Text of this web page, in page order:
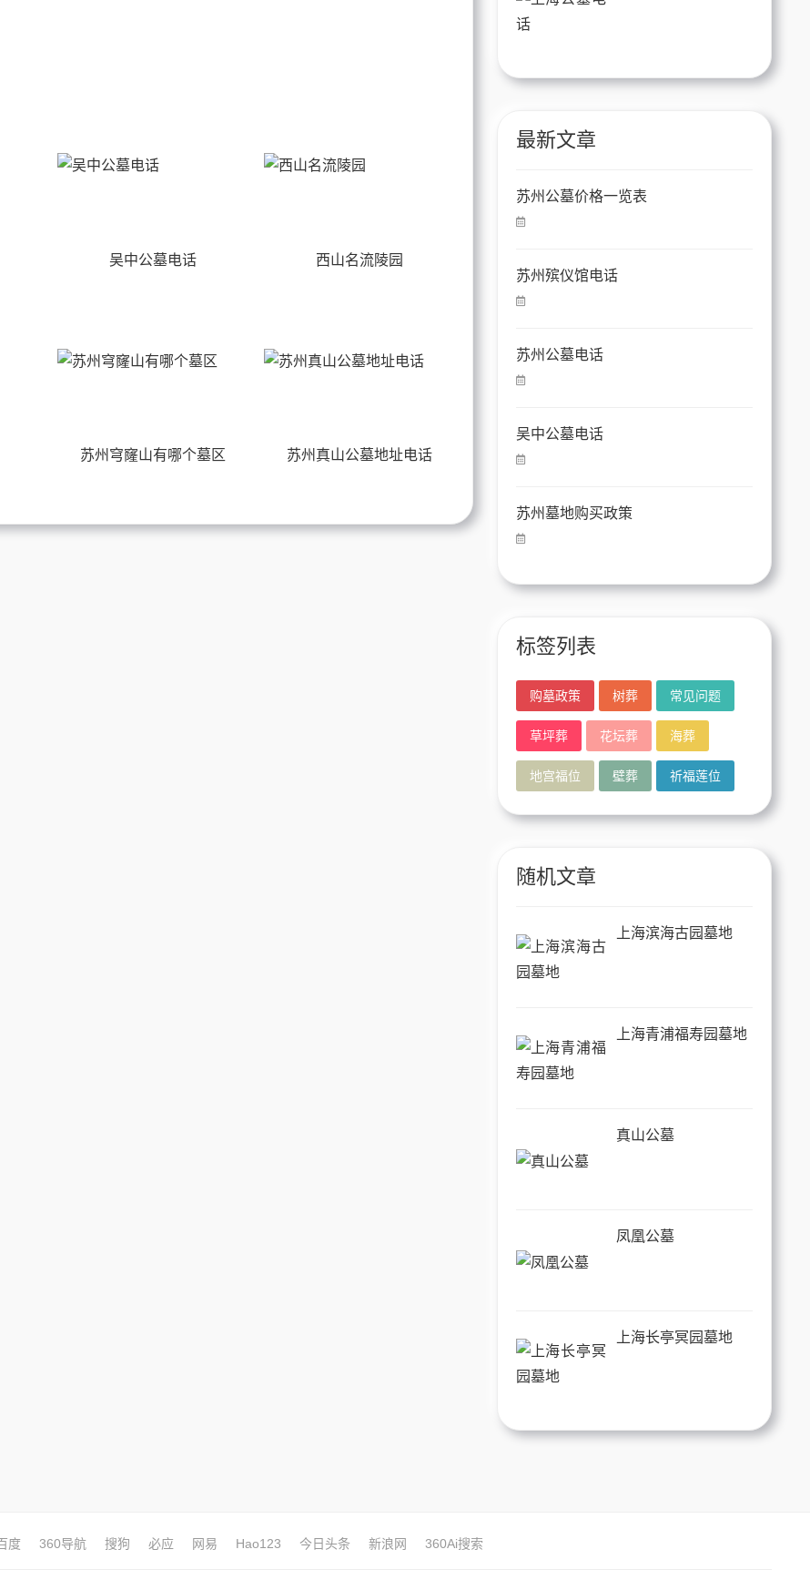
吴中公墓电话 西山名流陵园
苏州穹窿山有哪个墓区 苏州真山公墓地址电话
最新文章
苏州公墓价格一览表
苏州殡仪馆电话
苏州公墓电话
吴中公墓电话
苏州墓地购买政策
标签列表
购墓政策 树葬 常见问题
草坪葬 花坛葬 海葬
地宫福位 壁葬 祈福莲位
随机文章
上海滨海古园墓地
上海青浦福寿园墓地
真山公墓
凤凰公墓
上海长亭冥园墓地
度 360导航 搜狗 必应 网易 Hao123 今日头条 新浪网 360Ai搜索